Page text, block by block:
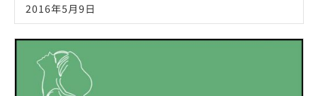
2016年5月9日